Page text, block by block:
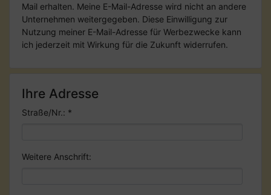
Mail erhalten. Meine E-Mail-Adresse wird nicht an andere
Unternehmen weitergegeben. Diese Einwilligung zur
Nutzung meiner E-Mail-Adresse für Werbezwecke kann
ich jederzeit mit Wirkung für die Zukunft widerrufen.
Ihre Adresse
Straße/Nr.: *
Weitere Anschrift: